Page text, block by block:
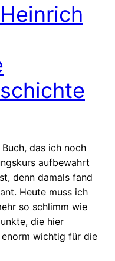
das ich noch
aufbewahrt
denn damals fand
Heute muss ich
so schlimm wie
die hier
wichtig für die